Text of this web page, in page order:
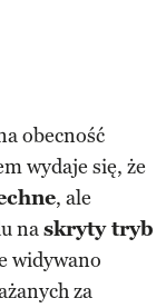
obecność
wydaje się, że
, ale
naskryty tryb
widywano
za